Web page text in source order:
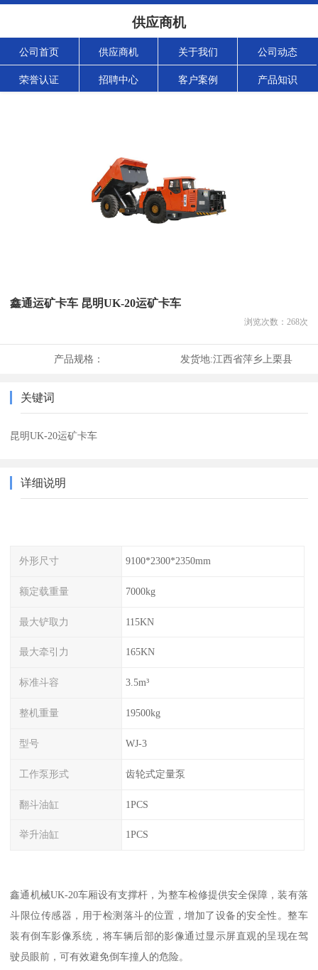
供应商机
公司首页 供应商机 关于我们 公司动态
荣誉认证 招聘中心 客户案例 产品知识
鑫通运矿卡车 昆明UK-20运矿卡车
浏览次数： 268次
产品规格： 发货地:江西省萍乡上栗县
关键词
昆明UK-20运矿卡车
详细说明
外形尺寸 9100*2300*2350mm
额定载重量 7000kg
最大铲取力 115KN
最大牵引力 165KN
标准斗容 3.5m³
整机重量 19500kg
型号 WJ-3
工作泵形式 齿轮式定量泵
翻斗油缸 1PCS
举升油缸 1PCS
鑫通机械UK-20车厢设有支撑杆，为整车检修提供安全保障，装有落
斗限位传感器，用于检测落斗的位置，增加了设备的安全性。整车
装有倒车影像系统，将车辆后部的影像通过显示屏直观的呈现在驾
驶员眼前，可有效避免倒车撞人的危险。